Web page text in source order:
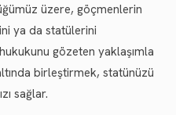
üzere, göçmenlerin
ya da statülerini
gözeten yaklaşımla
birleştirmek, statünüzü
sağlar.